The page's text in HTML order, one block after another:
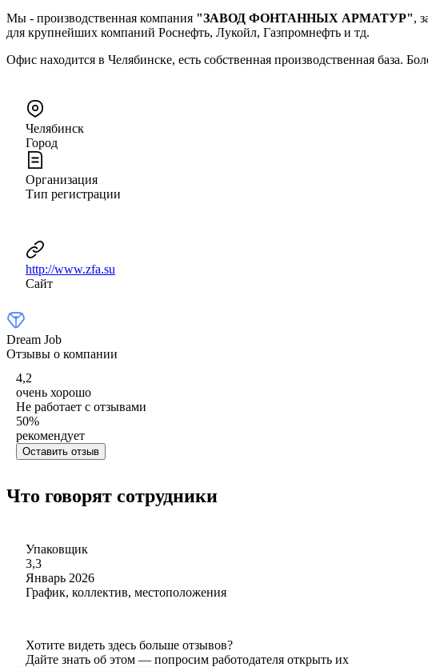
Мы - производственная компания "ЗАВОД ФОНТАННЫХ АРМАТУР",
для крупнейших компаний Роснефть, Лукойл, Газпромнефть и тд.
Офис находится в Челябинске, есть собственная производственная база.
Челябинск
Город
Организация
Тип регистрации
http://www.zfa.su
Сайт
Dream Job
Отзывы о компании
4,2
очень хорошо
Не работает с отзывами
50%
рекомендует
Оставить отзыв
Что говорят сотрудники
Упаковщик
3,3
Январь 2026
График, коллектив, местоположения
Хотите видеть здесь больше отзывов?
Дайте знать об этом — попросим работодателя открыть их